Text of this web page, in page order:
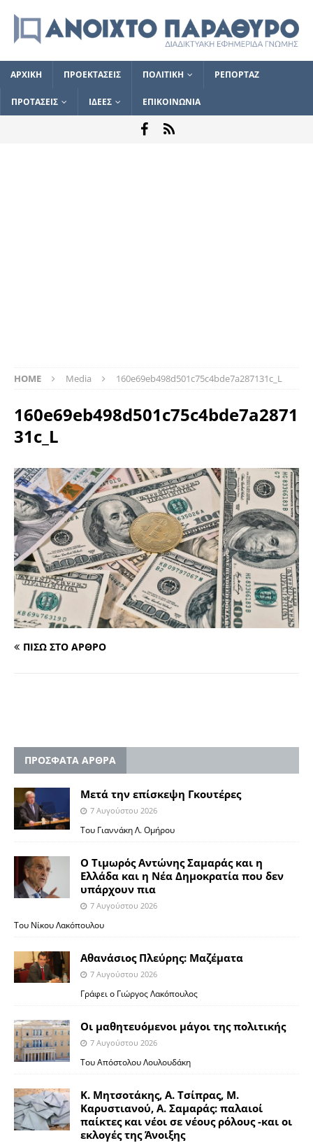
ΑΡΧΙΚΗ ΠΡΟΕΚΤΑΣΕΙΣ ΠΟΛΙΤΙΚΗ ΡΕΠΟΡΤΑΖ
ΠΡΟΤΑΣΕΙΣ ΙΔΕΕΣ ΕΠΙΚΟΙΝΩΝΙΑ
HOME Media 160e69eb498d501c75c4bde7a287131c_L
160e69eb498d501c75c4bde7a2871
31c_L
ΠΙΣΩ ΣΤΟ ΑΡΘΡΟ
ΠΡΟΣΦΑΤΑ ΑΡΘΡΑ
Μετά την επίσκεψη Γκουτέρες
7 Αυγούστου 2026
Του Γιαννάκη Λ. Ομήρου
Ο Τιμωρός Αντώνης Σαμαράς και η
Ελλάδα και η Νέα Δημοκρατία που δεν
υπάρχουν πια
7 Αυγούστου 2026
Του Νίκου Λακόπουλου
Αθανάσιος Πλεύρης: Μαζέματα
7 Αυγούστου 2026
Γράφει ο Γιώργος Λακόπουλος
Οι μαθητευόμενοι μάγοι της πολιτικής
7 Αυγούστου 2026
Του Απόστολου Λουλουδάκη
Κ. Μητσοτάκης, Α. Τσίπρας, Μ.
Καρυστιανού, Α. Σαμαράς: παλαιοί
παίκτες και νέοι σε νέους ρόλους -και οι
εκλογές της Άνοιξης